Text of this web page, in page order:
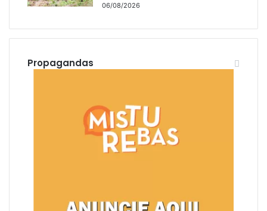
06/08/2026
Propagandas